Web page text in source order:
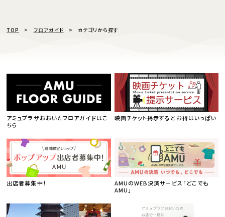
TOP フロアガイド カテゴリから探す
アミュプラザおおいたフロアガイドはこ
ちら
映画チケット掲示するとお得はいっぱい
出店者募集中！
AMUのWEB決済サービス「どこでも
AMU」